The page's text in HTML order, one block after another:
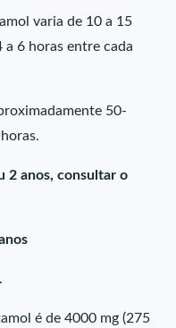
varia de 10 a 15
6 horas entre cada
50-
2 anos, consultar o
é de 4000 mg (275